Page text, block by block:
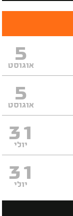
5
אוגוסט
5
אוגוסט
31
יולי
31
יולי